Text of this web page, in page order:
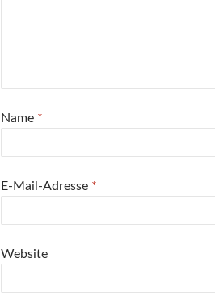
Name *
E-Mail-Adresse *
Website